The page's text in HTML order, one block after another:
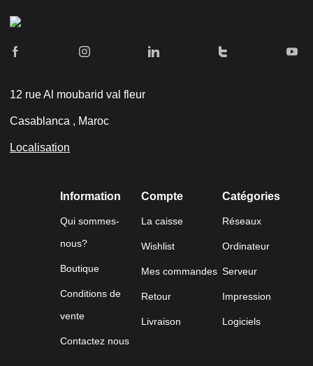
12 rue Al moubarid val fleur
Casablanca , Maroc
Localisation
Information
Qui sommes-
nous?
Boutique
Conditions de
vente
Contactez nous
Compte
La caisse
Wishlist
Mes commandes
Retour
Livraison
Catégories
Réseaux
Ordinateur
Serveur
Impression
Logiciels